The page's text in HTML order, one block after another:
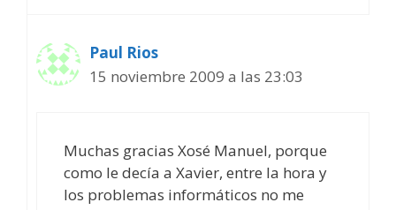
Paul Rios
15 noviembre 2009 a las 23:03
Muchas gracias Xosé Manuel, porque
como le decía a Xavier, entre la hora y
los problemas informáticos no me